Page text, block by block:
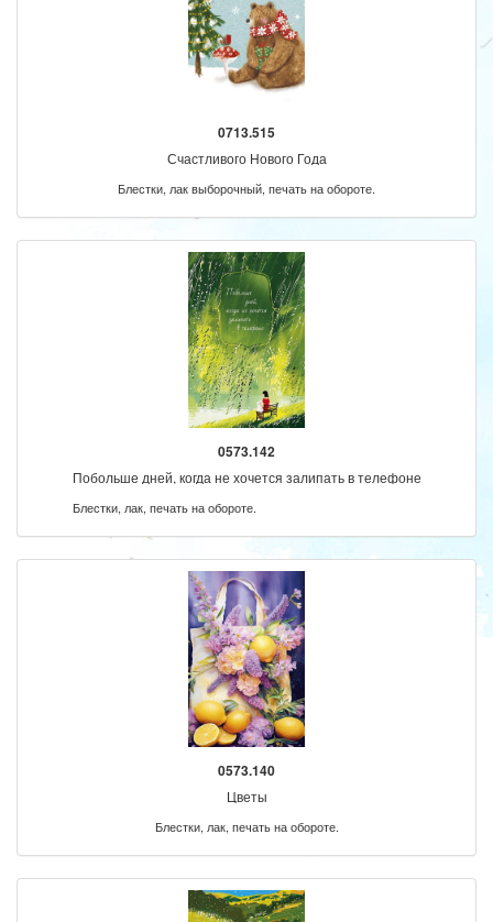
0713.515
Счастливого Нового Года
Блестки, лак выборочный, печать на обороте.
0573.142
Побольше дней, когда не хочется залипать в телефоне
Блестки, лак, печать на обороте.
0573.140
Цветы
Блестки, лак, печать на обороте.